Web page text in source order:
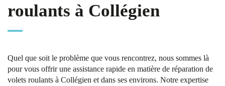
roulants à Collégien
Quel que soit le problème que vous rencontrez, nous sommes là
pour vous offrir une assistance rapide en matière de réparation de
volets roulants à Collégien et dans ses environs. Notre expertise